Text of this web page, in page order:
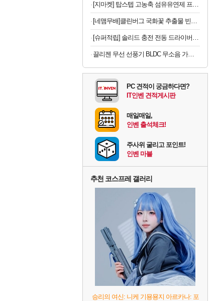
[지마켓] 탑스텝 고농축 섬유유연제 프루티플로럴 3.05L x 3통
[네맴무배]클린버그 국화꽃 추출물 빈대 초파리 피레트린 퇴치약 베드버그 벌레 퇴치제 좀벌레
[슈퍼적립] 솔리드 충전 전동 드라이버 드릴 가정용 미니 소형 무선 세트 스크류 S-MD40
끌리젠 무선 선풍기 BLDC 무소음 가정용 스탠드형
PC 견적이 궁금하다면?
IT인벤 견적게시판
매일매일,
인벤 출석체크!
주사위 굴리고 포인트!
인벤 마블
추천 코스프레 갤러리
승리의 여신: 니케 기묭묭지 아르카나: 포